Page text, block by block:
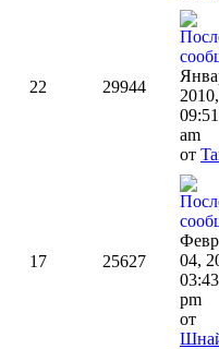
22 29944
2010,
am
от
17 25627
04,
pm
от